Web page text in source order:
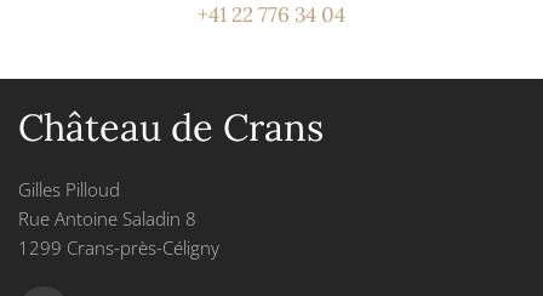
+41 22 776 34 04
Château de Crans
Gilles Pilloud
Rue Antoine Saladin 8
1299 Crans-près-Céligny